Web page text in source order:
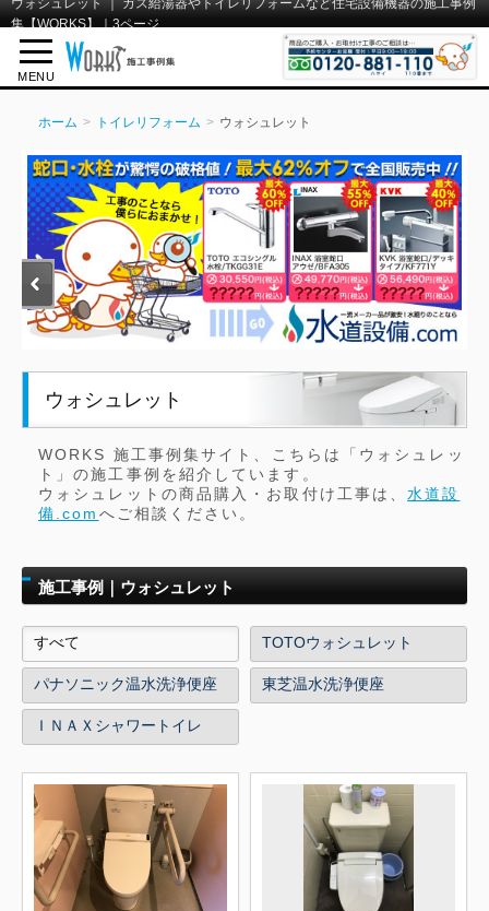
ウォシュレット ｜ ガス給湯器やトイレリフォームなど住宅設備機器の施工事例
集【WORKS】｜3ページ
MENU
ホーム トイレリフォーム ウォシュレット
ウォシュレット
WORKS 施工事例集サイト、こちらは「ウォシュレッ
ト」の施工事例を紹介しています。
ウォシュレットの商品購入・お取付け工事は、水道設
備.com へご相談ください。
施工事例｜ウォシュレット
すべて TOTOウォシュレット
パナソニック温水洗浄便座 東芝温水洗浄便座
ＩＮＡＸシャワートイレ